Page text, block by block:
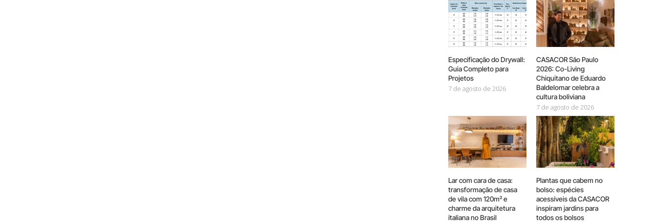
Especificação do Drywall:
Guia Completo para
Projetos
7 de agosto de 2026
CASACOR São Paulo
2026: Co-Living
Chiquitano de Eduardo
Baldelomar celebra a
cultura boliviana
7 de agosto de 2026
Lar com cara de casa:
transformação de casa
de vila com 120m² e
charme da arquitetura
italiana no Brasil
Plantas que cabem no
bolso: espécies
acessíveis da CASACOR
inspiram jardins para
todos os bolsos